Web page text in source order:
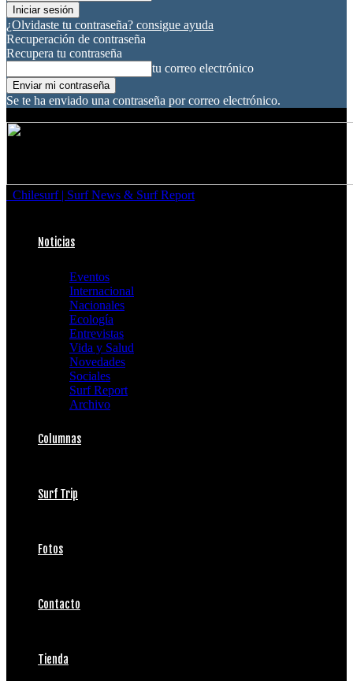
¿Olvidaste tu contraseña? consigue ayuda
Recuperación de contraseña
Recupera tu contraseña
tu correo electrónico
Se te ha enviado una contraseña por correo electrónico.
Chilesurf | Surf News & Surf Report
Noticias
Eventos
Internacional
Nacionales
Ecología
Entrevistas
Vida y Salud
Novedades
Sociales
Surf Report
Archivo
Columnas
Surf Trip
Fotos
Contacto
Tienda